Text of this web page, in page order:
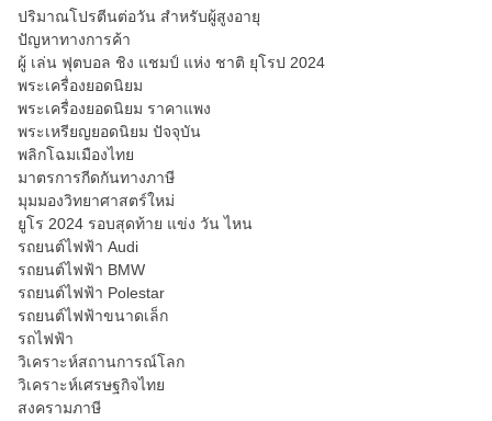
ปริมาณโปรตีนต่อวัน สำหรับผู้สูงอายุ
ปัญหาทางการค้า
ผู้ เล่น ฟุตบอล ชิง แชมป์ แห่ง ชาติ ยุโรป 2024
พระเครื่องยอดนิยม
พระเครื่องยอดนิยม ราคาแพง
พระเหรียญยอดนิยม ปัจจุบัน
พลิกโฉมเมืองไทย
มาตรการกีดกันทางภาษี
มุมมองวิทยาศาสตร์ใหม่
ยูโร 2024 รอบสุดท้าย แข่ง วัน ไหน
รถยนต์ไฟฟ้า Audi
รถยนต์ไฟฟ้า BMW
รถยนต์ไฟฟ้า Polestar
รถยนต์ไฟฟ้าขนาดเล็ก
รถไฟฟ้า
วิเคราะห์สถานการณ์โลก
วิเคราะห์เศรษฐกิจไทย
สงครามภาษี